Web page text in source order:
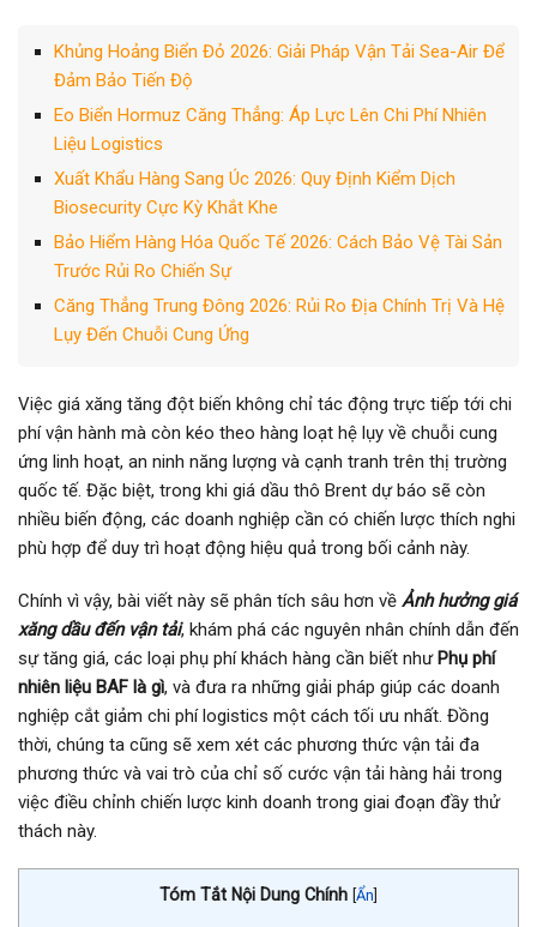
Khủng Hoảng Biển Đỏ 2026: Giải Pháp Vận Tải Sea-Air Để
Đảm Bảo Tiến Độ
Eo Biển Hormuz Căng Thẳng: Áp Lực Lên Chi Phí Nhiên
Liệu Logistics
Xuất Khẩu Hàng Sang Úc 2026: Quy Định Kiểm Dịch
Biosecurity Cực Kỳ Khắt Khe
Bảo Hiểm Hàng Hóa Quốc Tế 2026: Cách Bảo Vệ Tài Sản
Trước Rủi Ro Chiến Sự
Căng Thẳng Trung Đông 2026: Rủi Ro Địa Chính Trị Và Hệ
Lụy Đến Chuỗi Cung Ứng
Việc giá xăng tăng đột biến không chỉ tác động trực tiếp tới chi
phí vận hành mà còn kéo theo hàng loạt hệ lụy về chuỗi cung
ứng linh hoạt, an ninh năng lượng và cạnh tranh trên thị trường
quốc tế. Đặc biệt, trong khi giá dầu thô Brent dự báo sẽ còn
nhiều biến động, các doanh nghiệp cần có chiến lược thích nghi
phù hợp để duy trì hoạt động hiệu quả trong bối cảnh này.
Chính vì vậy, bài viết này sẽ phân tích sâu hơn về Ảnh hưởng giá
xăng dầu đến vận tải, khám phá các nguyên nhân chính dẫn đến
sự tăng giá, các loại phụ phí khách hàng cần biết như Phụ phí
nhiên liệu BAF là gì, và đưa ra những giải pháp giúp các doanh
nghiệp cắt giảm chi phí logistics một cách tối ưu nhất. Đồng
thời, chúng ta cũng sẽ xem xét các phương thức vận tải đa
phương thức và vai trò của chỉ số cước vận tải hàng hải trong
việc điều chỉnh chiến lược kinh doanh trong giai đoạn đầy thử
thách này.
Tóm Tắt Nội Dung Chính Ẩn